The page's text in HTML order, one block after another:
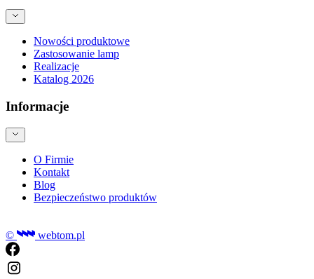
Nowości produktowe
Zastosowanie lamp
Realizacje
Katalog 2026
Informacje
O Firmie
Kontakt
Blog
Bezpieczeństwo produktów
© webtom.pl